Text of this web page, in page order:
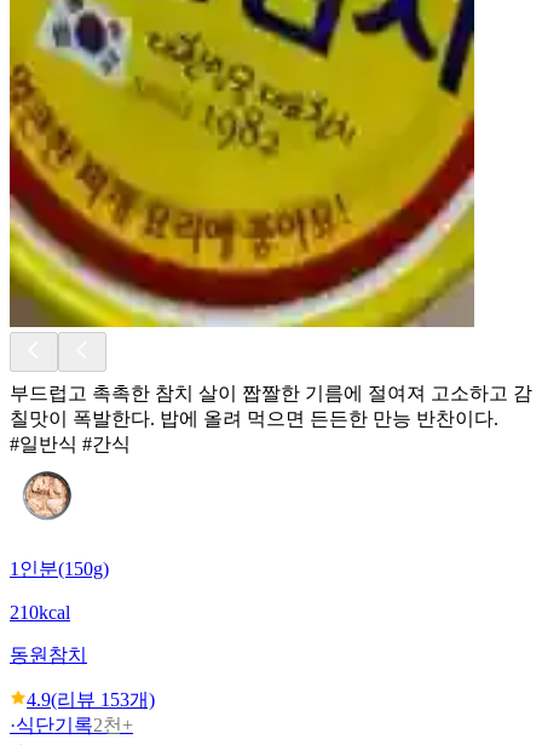
부드럽고 촉촉한 참치 살이 짭짤한 기름에 절여져 고소하고 감
칠맛이 폭발한다. 밥에 올려 먹으면 든든한 만능 반찬이다.
#일반식 #간식
1인분(150g)
210kcal
동원 참치
4.9(리뷰 153개)
·식단기록2천+